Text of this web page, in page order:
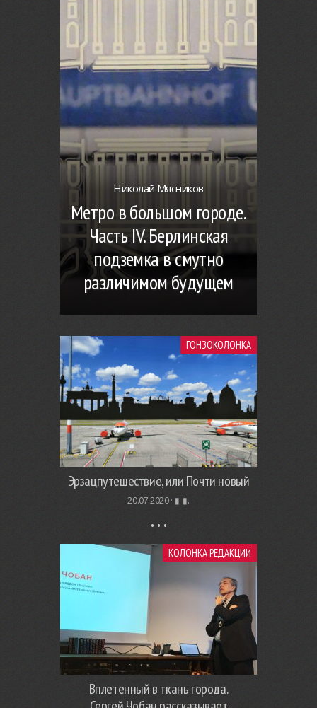
Николай Мясников
Метро в большом городе.
Часть IV. Берлинская
подземка в смутно
различимом будущем
ГОНЗОКОЛОНКА
Эрзацпутешествие, или Почти новый
20.07.2020 · ▮. ▮.
КОЛОНКА РЕДАКЦИИ
Вплетенный в ткань города.